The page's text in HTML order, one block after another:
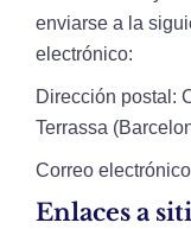
enviarse a la
electrónico:
Dirección postal:
Terrassa
Correo
Enlaces a